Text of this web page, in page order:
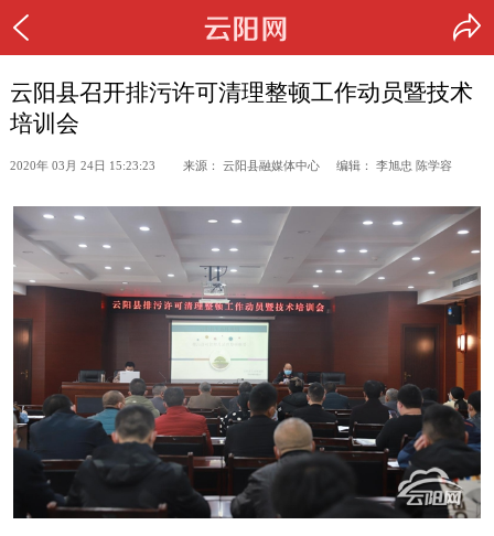
云阳县召开排污许可清理整顿工作动员暨技术
培训会
2020年 03月 24日 15:23:23 来源： 云阳县融媒体中心 编辑： 李旭忠 陈学容